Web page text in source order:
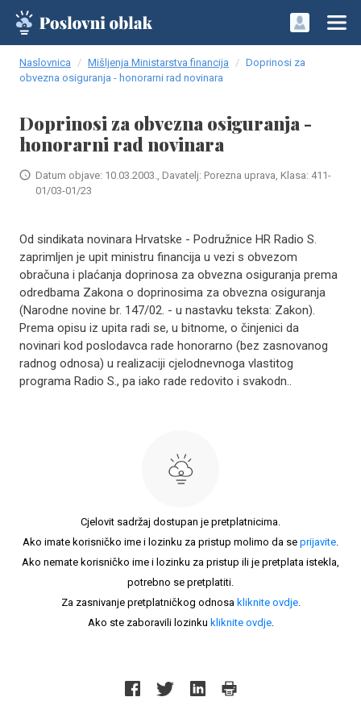
Naslovnica Mišljenja Ministarstva financija
Doprinosi za
obvezna osiguranja - honorarni rad novinara
Doprinosi za obvezna osiguranja -
honorarni rad novinara
Datum objave: 10.03.2003., Davatelj: Porezna uprava, Klasa: 411-
01/03-01/23
Od sindikata novinara Hrvatske - Podružnice HR Radio S.
zaprimljen je upit ministru financija u vezi s obvezom
obračuna i plaćanja doprinosa za obvezna osiguranja prema
odredbama Zakona o doprinosima za obvezna osiguranja
(Narodne novine br. 147/02. - u nastavku teksta: Zakon).
Prema opisu iz upita radi se, u bitnome, o činjenici da
novinari kod poslodavca rade honorarno (bez zasnovanog
radnog odnosa) u realizaciji cjelodnevnoga vlastitog
programa Radio S., pa iako rade redovito i svakodn..
Cjelovit sadržaj dostupan je pretplatnicima.
Ako imate korisničko ime i lozinku za pristup molimo da se prijavite.
Ako nemate korisničko ime i lozinku za pristup ili je pretplata istekla,
potrebno se pretplatiti.
Za zasnivanje pretplatničkog odnosa kliknite ovdje.
Ako ste zaboravili lozinku kliknite ovdje.